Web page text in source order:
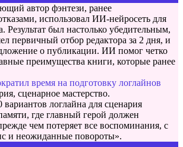
автор фэнтези, ранее
использовал ИИ-нейросеть для
Результат был настолько убедительным,
первичный отбор редактора за 2 дня, и
о публикации. ИИ помог четко
преимущества книги, которые ранее
время на подготовку логлайнов
сценарное мастерство.
вариантов логлайна для сценария
где главный герой должен
чем потеряет все воспоминания, с
и неожиданные повороты».